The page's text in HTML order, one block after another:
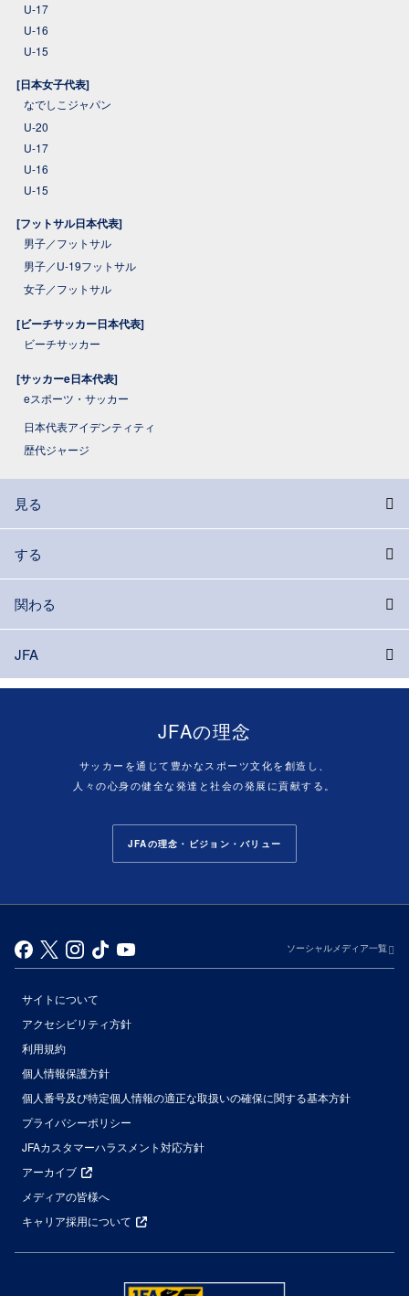
U-17
U-16
U-15
[日本女子代表]
なでしこジャパン
U-20
U-17
U-16
U-15
[フットサル日本代表]
男子／フットサル
男子／U-19フットサル
女子／フットサル
[ビーチサッカー日本代表]
ビーチサッカー
[サッカーe日本代表]
eスポーツ・サッカー
日本代表アイデンティティ
歴代ジャージ
見る
する
関わる
JFA
JFAの理念
サッカーを通じて豊かなスポーツ文化を創造し、
人々の心身の健全な発達と社会の発展に貢献する。
JFAの理念・ビジョン・バリュー
ソーシャルメディア一覧
サイトについて
アクセシビリティ方針
利用規約
個人情報保護方針
個人番号及び特定個人情報の適正な取扱いの確保に関する基本方針
プライバシーポリシー
JFAカスタマーハラスメント対応方針
アーカイブ
メディアの皆様へ
キャリア採用について